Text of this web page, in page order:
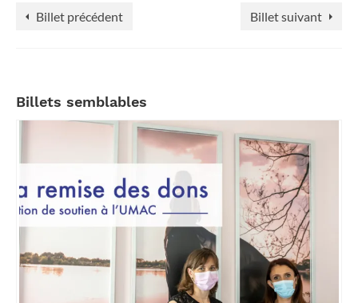
Billet précédent Billet suivant
Billets semblables